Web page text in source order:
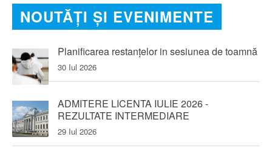
NOUTĂȚI ȘI EVENIMENTE
Planificarea restanțelor in sesiunea de toamnă
30 Iul 2026
ADMITERE LICENTA IULIE 2026 -
REZULTATE INTERMEDIARE
29 Iul 2026